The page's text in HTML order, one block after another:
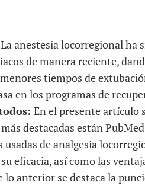
La anestesia locorregional ha
de manera reciente,
tiempos de
en los programas de
En el presente artículo
destacadas están
usadas de analgesia
eficacia, así como las
lo anterior se destaca la